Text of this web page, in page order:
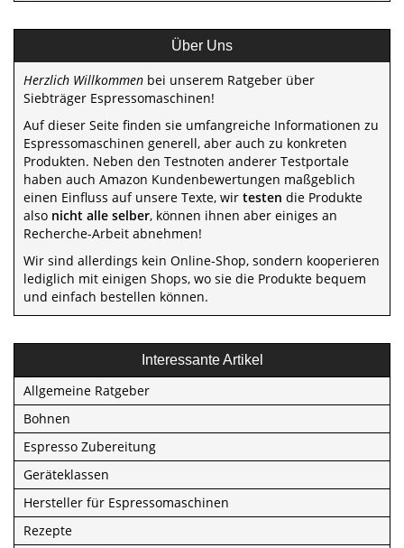
Über Uns
Herzlich Willkommen bei unserem Ratgeber über
Siebträger Espressomaschinen!
Auf dieser Seite finden sie umfangreiche Informationen zu
Espressomaschinen generell, aber auch zu konkreten
Produkten. Neben den Testnoten anderer Testportale
haben auch Amazon Kundenbewertungen maßgeblich
einen Einfluss auf unsere Texte, wir testen die Produkte
also nicht alle selber, können ihnen aber einiges an
Recherche-Arbeit abnehmen!
Wir sind allerdings kein Online-Shop, sondern kooperieren
lediglich mit einigen Shops, wo sie die Produkte bequem
und einfach bestellen können.
Interessante Artikel
Allgemeine Ratgeber
Bohnen
Espresso Zubereitung
Geräteklassen
Hersteller für Espressomaschinen
Rezepte